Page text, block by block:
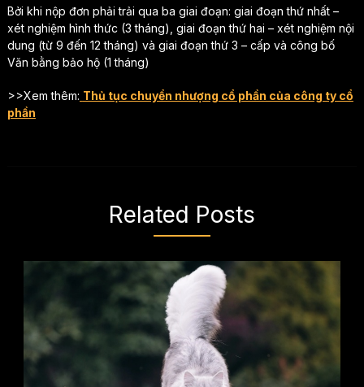
Bởi khi nộp đơn phải trải qua ba giai đoạn: giai đoạn thứ nhất –
xét nghiệm hình thức (3 tháng), giai đoạn thứ hai – xét nghiệm nội
dung (từ 9 đến 12 tháng) và giai đoạn thứ 3 – cấp và công bố
Văn bằng bảo hộ (1 tháng)
>>Xem thêm: Thủ tục chuyển nhượng cổ phần của công ty cổ
phần
Related Posts